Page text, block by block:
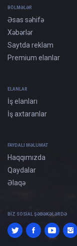
BÖLMƏLƏR
Əsas səhifə
Xəbərlər
Saytda reklam
Premium elanlar
ELANLAR
İş elanları
İş axtaranlar
FAYDALI MƏLUMAT
Haqqımızda
Qaydalar
Əlaqə
BIZ SOSIAL ŞƏBƏKƏLƏRDƏ